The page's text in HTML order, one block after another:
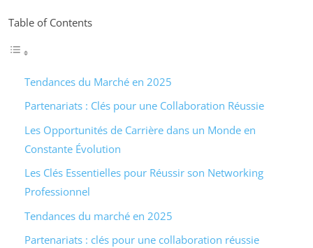
Table of Contents
Tendances du Marché en 2025
Partenariats : Clés pour une Collaboration Réussie
Les Opportunités de Carrière dans un Monde en
Constante Évolution
Les Clés Essentielles pour Réussir son Networking
Professionnel
Tendances du marché en 2025
Partenariats : clés pour une collaboration réussie